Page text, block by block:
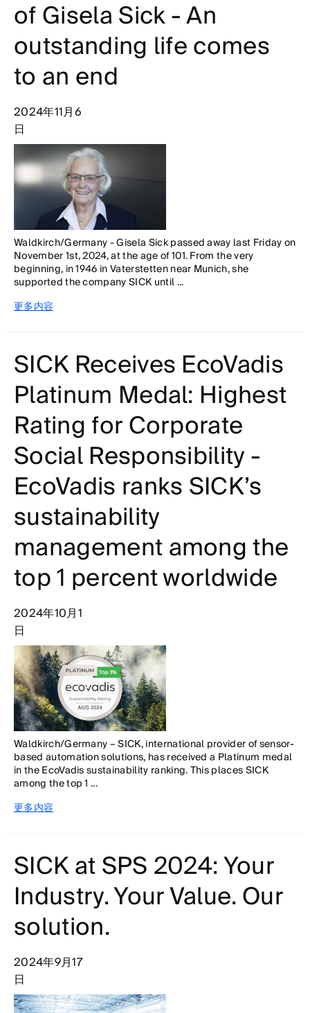
of Gisela Sick - An
outstanding life comes
to an end
2024年11月6
日
Waldkirch/Germany - Gisela Sick passed away last Friday on
November 1st, 2024, at the age of 101. From the very
beginning, in 1946 in Vaterstetten near Munich, she
supported the company SICK until ...
更多内容
SICK Receives EcoVadis
Platinum Medal: Highest
Rating for Corporate
Social Responsibility -
EcoVadis ranks SICK’s
sustainability
management among the
top 1 percent worldwide
2024年10月1
日
Waldkirch/Germany – SICK, international provider of sensor-
based automation solutions, has received a Platinum medal
in the EcoVadis sustainability ranking. This places SICK
among the top 1 ...
更多内容
SICK at SPS 2024: Your
Industry. Your Value. Our
solution.
2024年9月17
日